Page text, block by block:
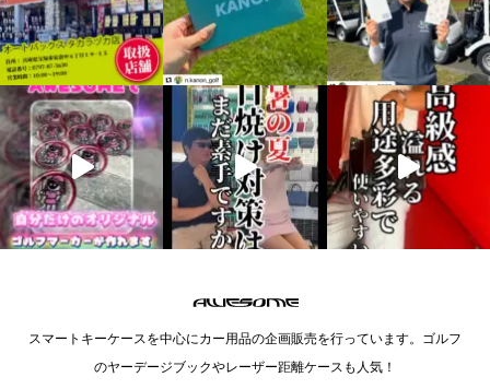
スマートキーケースを中心にカー用品の企画販売を行っています。ゴルフ
のヤーデージブックやレーザー距離ケースも人気！